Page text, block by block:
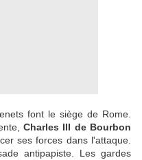
font le siège de Rome.
Charles III de Bourbon
ses forces dans l'attaque.
antipapiste. Les gardes